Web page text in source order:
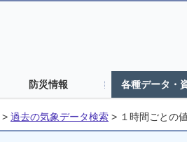
防災情報 各種データ・
> 過去の気象データ検索 > １時間ごとの